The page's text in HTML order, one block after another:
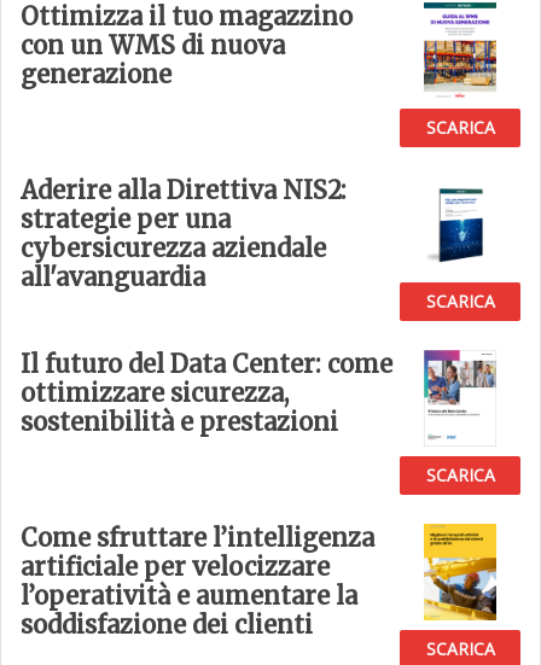
Ottimizza il tuo magazzino
con un WMS di nuova
generazione
SCARICA
Aderire alla Direttiva NIS2:
strategie per una
cybersicurezza aziendale
all'avanguardia
SCARICA
Il futuro del Data Center: come
ottimizzare sicurezza,
sostenibilità e prestazioni
SCARICA
Come sfruttare l’intelligenza
artificiale per velocizzare
l’operatività e aumentare la
soddisfazione dei clienti
SCARICA